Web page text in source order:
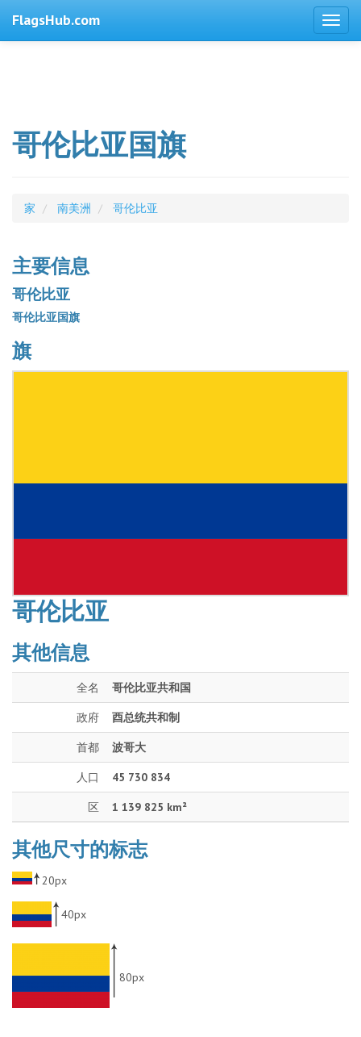
FlagsHub.com
哥伦比亚国旗
家 南美洲 哥伦比亚
主要信息
哥伦比亚
哥伦比亚国旗
旗
哥伦比亚
其他信息
全名 哥伦比亚共和国
政府 酉总统共和制
首都 波哥大
人口 45 730 834
区 1 139 825 km²
其他尺寸的标志
20px
40px
80px